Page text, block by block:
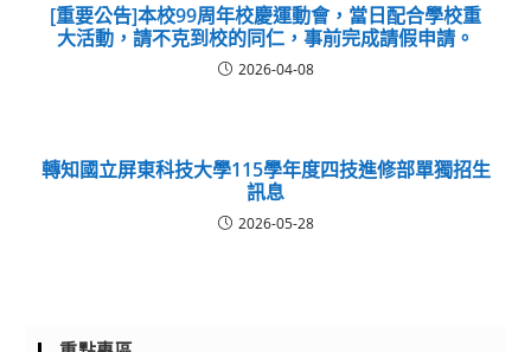
[重要公告]本校99周年校慶運動會，當日配合學校重
大活動，請不克到校的同仁，事前完成請假申請。
2026-04-08
轉知國立屏東科技大學115學年度四技進修部單獨招生
訊息
2026-05-28